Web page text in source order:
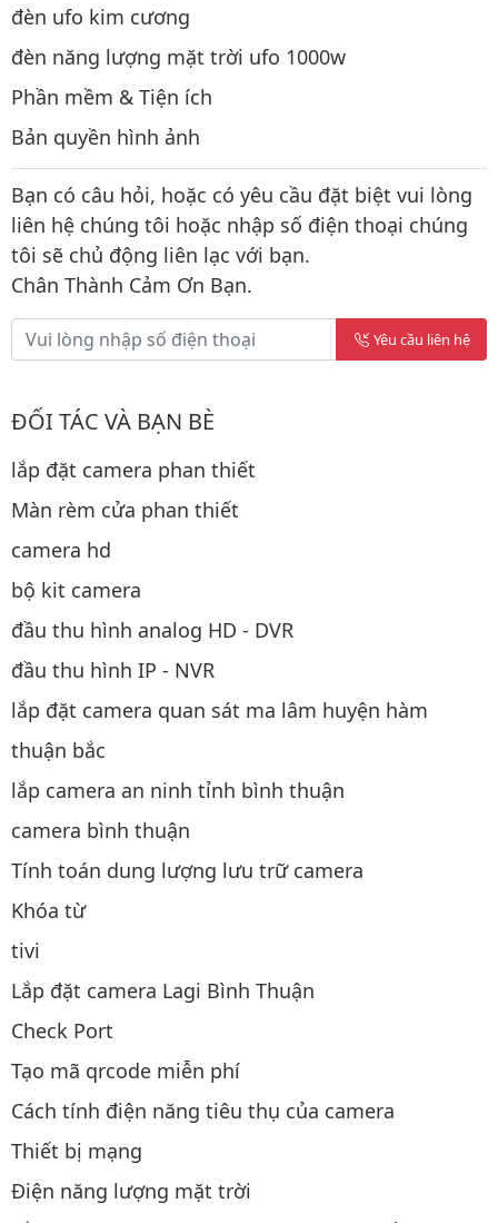
đèn ufo kim cương
đèn năng lượng mặt trời ufo 1000w
Phần mềm & Tiện ích
Bản quyền hình ảnh
Bạn có câu hỏi, hoặc có yêu cầu đặt biệt vui lòng
liên hệ chúng tôi hoặc nhập số điện thoại chúng
tôi sẽ chủ động liên lạc với bạn.
Chân Thành Cảm Ơn Bạn.
Yêu cầu liên hệ
ĐỐI TÁC VÀ BẠN BÈ
lắp đặt camera phan thiết
Màn rèm cửa phan thiết
camera hd
bộ kit camera
đầu thu hình analog HD - DVR
đầu thu hình IP - NVR
lắp đặt camera quan sát ma lâm huyện hàm
thuận bắc
lắp camera an ninh tỉnh bình thuận
camera bình thuận
Tính toán dung lượng lưu trữ camera
Khóa từ
tivi
Lắp đặt camera Lagi Bình Thuận
Check Port
Tạo mã qrcode miễn phí
Cách tính điện năng tiêu thụ của camera
Thiết bị mạng
Điện năng lượng mặt trời